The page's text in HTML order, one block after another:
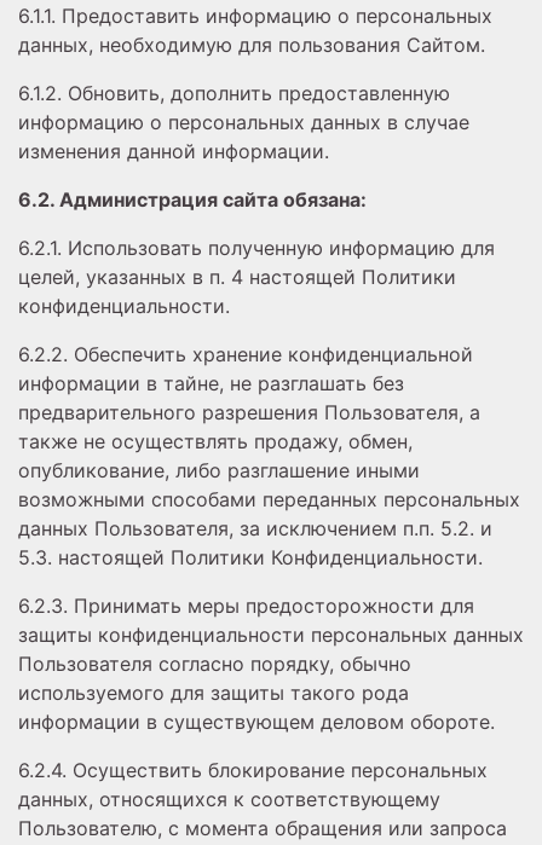
6.1.1. Предоставить информацию о персональных
данных, необходимую для пользования Сайтом.
6.1.2. Обновить, дополнить предоставленную
информацию о персональных данных в случае
изменения данной информации.
6.2. Администрация сайта обязана:
6.2.1. Использовать полученную информацию для
целей, указанных в п. 4 настоящей Политики
конфиденциальности.
6.2.2. Обеспечить хранение конфиденциальной
информации в тайне, не разглашать без
предварительного разрешения Пользователя, а
также не осуществлять продажу, обмен,
опубликование, либо разглашение иными
возможными способами переданных персональных
данных Пользователя, за исключением п.п. 5.2. и
5.3. настоящей Политики Конфиденциальности.
6.2.3. Принимать меры предосторожности для
защиты конфиденциальности персональных данных
Пользователя согласно порядку, обычно
используемого для защиты такого рода
информации в существующем деловом обороте.
6.2.4. Осуществить блокирование персональных
данных, относящихся к соответствующему
Пользователю, с момента обращения или запроса